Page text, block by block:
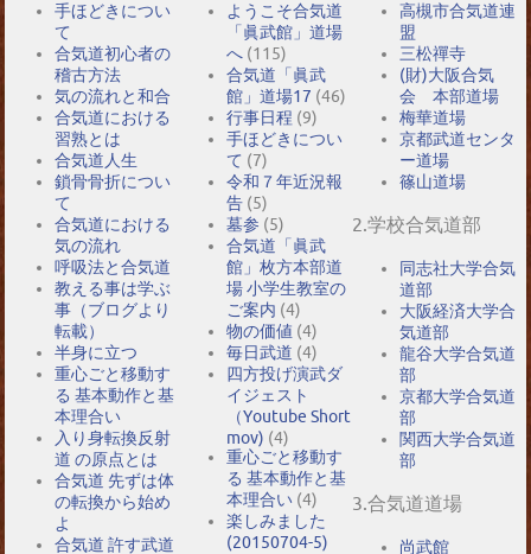
手ほどきについ
て
合気道初心者の
稽古方法
気の流れと和合
合気道における
習熟とは
合気道人生
鎖骨骨折につい
て
合気道における
気の流れ
呼吸法と合気道
教える事は学ぶ
事（ブログより
転載）
半身に立つ
重心ごと移動す
る 基本動作と基
本理合い
入り身転換反射
道 の原点とは
合気道 先ずは体
の転換から始め
よ
合気道 許す武道
ようこそ合気道
「眞武館」道場
へ (115)
合気道「眞武
館」道場17 (46)
行事日程 (9)
手ほどきについ
て (7)
令和７年近況報
告 (5)
墓参 (5)
合気道「眞武
館」枚方本部道
場 小学生教室の
ご案内 (4)
物の価値 (4)
毎日武道 (4)
四方投げ演武ダ
イジェスト
（Youtube Short
mov) (4)
重心ごと移動す
る 基本動作と基
本理合い (4)
楽しみました
(20150704-5)
高槻市合気道連
盟
三松禪寺
(財)大阪合気
会 本部道場
梅華道場
京都武道センタ
ー道場
篠山道場
2.学校合気道部
同志社大学合気
道部
大阪経済大学合
気道部
龍谷大学合気道
部
京都大学合気道
部
関西大学合気道
部
3.合気道道場
尚武館